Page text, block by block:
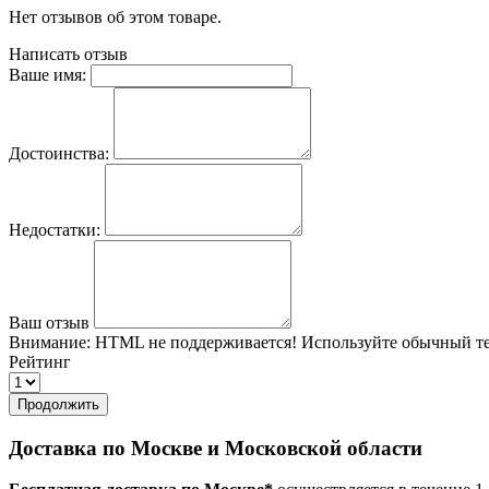
Нет отзывов об этом товаре.
Написать отзыв
Ваше имя:
Достоинства:
Недостатки:
Ваш отзыв
Внимание: HTML не поддерживается! Используйте обычный
Рейтинг
Продолжить
Доставка по Москве и Московской области